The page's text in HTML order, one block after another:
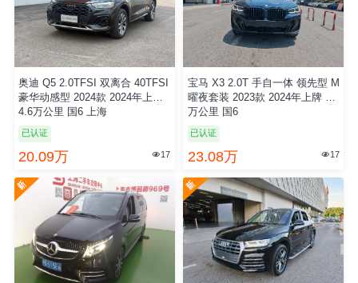
奥迪 Q5 2.0TFSI 双离合 40TFSI
豪华动感型 2024款 2024年上牌
4.6万公里 国6 上海
已认证
20.09万  17
宝马 X3 2.0T 手自一体 领先型 M
曜夜套装 2023款 2024年上牌 3.6
万公里 国6
已认证
23.08万  17
上
多